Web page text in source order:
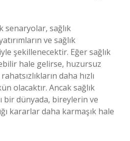
senaryolar, sağlık
ve sağlık
şekillenecektir. Eğer sağlık
hale gelirse, huzursuz
daha hızlı
olacaktır. Ancak sağlık
bir dünyada, bireylerin ve
kararlar daha karmaşık hale